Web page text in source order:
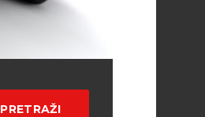
PRETRAŽI